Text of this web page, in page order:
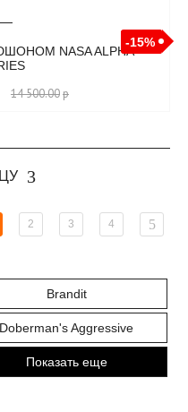
-15%
NASA ALPHA
14 500.00р
2 3 4
Brandit
Doberman's Aggressive
Показать еще